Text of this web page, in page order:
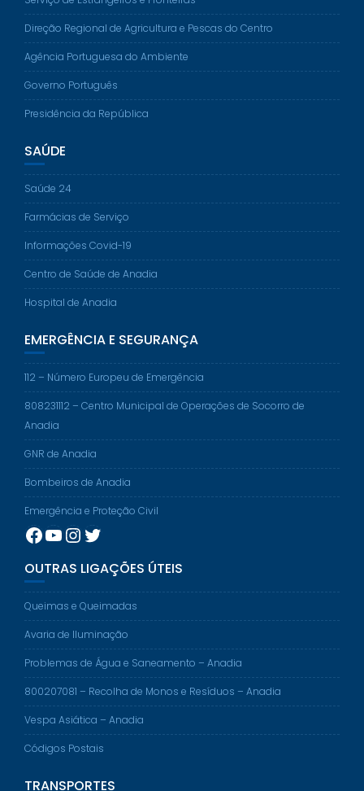
Direção Regional de Agricultura e Pescas do Centro
Agência Portuguesa do Ambiente
Governo Português
Presidência da República
SAÚDE
Saúde 24
Farmácias de Serviço
Informações Covid-19
Centro de Saúde de Anadia
Hospital de Anadia
EMERGÊNCIA E SEGURANÇA
112 – Número Europeu de Emergência
808231112 – Centro Municipal de Operações de Socorro de
Anadia
GNR de Anadia
Bombeiros de Anadia
Emergência e Proteção Civil
Facebook
YouTube
Instagram
Twitter
OUTRAS LIGAÇÕES ÚTEIS
Queimas e Queimadas
Avaria de Iluminação
Problemas de Água e Saneamento – Anadia
800207081 – Recolha de Monos e Resíduos – Anadia
Vespa Asiática – Anadia
Códigos Postais
TRANSPORTES